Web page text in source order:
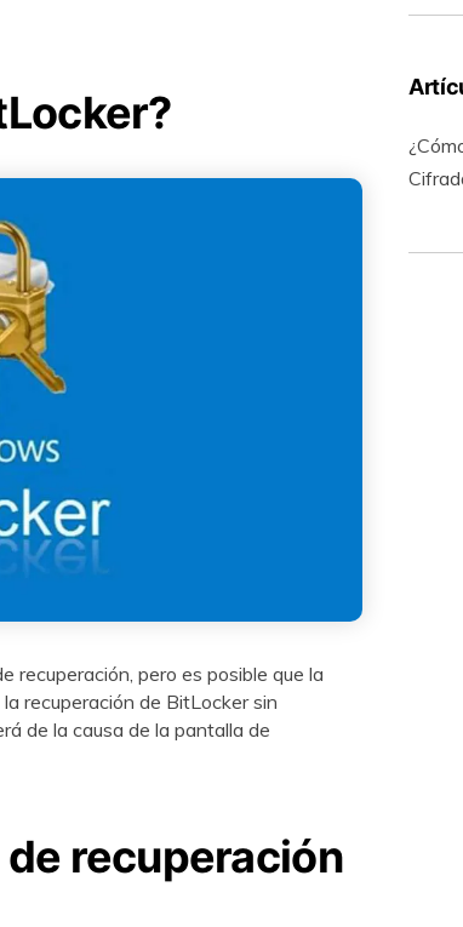
recuperación, pero es posible que la
recuperación de BitLocker sin
de la causa de la pantalla de
recuperación